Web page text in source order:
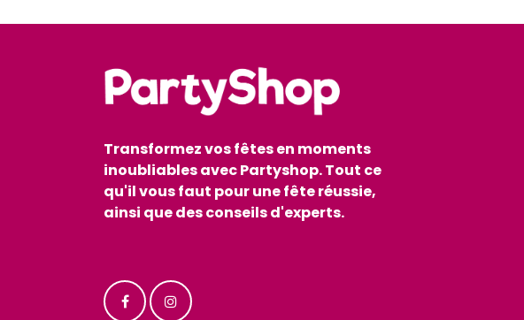
Transformez vos fêtes en moments
inoubliables avec Partyshop. Tout ce
qu'il vous faut pour une fête réussie,
ainsi que des conseils d'experts.